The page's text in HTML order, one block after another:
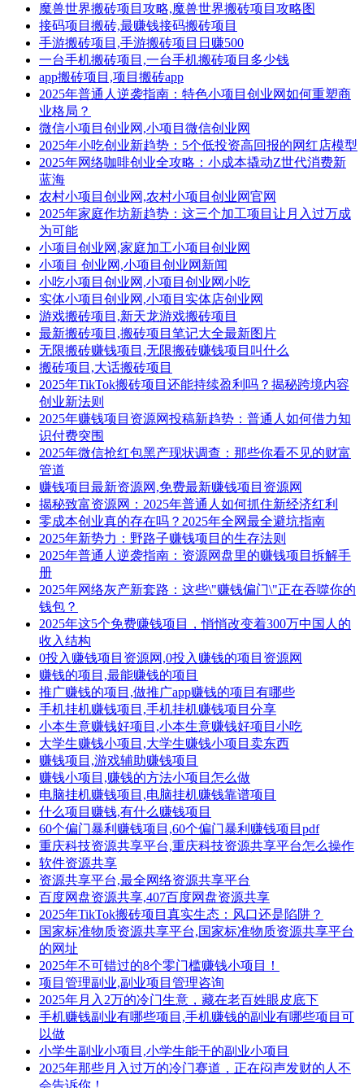
魔兽世界搬砖项目攻略,魔兽世界搬砖项目攻略图
接码项目搬砖,最赚钱接码搬砖项目
手游搬砖项目,手游搬砖项目日赚500
一台手机搬砖项目,一台手机搬砖项目多少钱
app搬砖项目,项目搬砖app
2025年普通人逆袭指南：特色小项目创业网如何重塑商
业格局？
微信小项目创业网,小项目微信创业网
2025年小吃创业新趋势：5个低投资高回报的网红店模型
2025年网络咖啡创业全攻略：小成本撬动Z世代消费新
蓝海
农村小项目创业网,农村小项目创业网官网
2025年家庭作坊新趋势：这三个加工项目让月入过万成
为可能
小项目创业网,家庭加工小项目创业网
小项目 创业网,小项目创业网新闻
小吃小项目创业网,小项目创业网小吃
实体小项目创业网,小项目实体店创业网
游戏搬砖项目,新天龙游戏搬砖项目
最新搬砖项目,搬砖项目笔记大全最新图片
无限搬砖赚钱项目,无限搬砖赚钱项目叫什么
搬砖项目,大话搬砖项目
2025年TikTok搬砖项目还能持续盈利吗？揭秘跨境内容
创业新法则
2025年赚钱项目资源网投稿新趋势：普通人如何借力知
识付费突围
2025年微信抢红包黑产现状调查：那些你看不见的财富
管道
赚钱项目最新资源网,免费最新赚钱项目资源网
揭秘致富资源网：2025年普通人如何抓住新经济红利
零成本创业真的存在吗？2025年全网最全避坑指南
2025年新势力：野路子赚钱项目的生存法则
2025年普通人逆袭指南：资源网盘里的赚钱项目拆解手
册
2025年网络灰产新套路：这些\"赚钱偏门\"正在吞噬你的
钱包？
2025年这5个免费赚钱项目，悄悄改变着300万中国人的
收入结构
0投入赚钱项目资源网,0投入赚钱的项目资源网
赚钱的项目,最能赚钱的项目
推广赚钱的项目,做推广app赚钱的项目有哪些
手机挂机赚钱项目,手机挂机赚钱项目分享
小本生意赚钱好项目,小本生意赚钱好项目小吃
大学生赚钱小项目,大学生赚钱小项目卖东西
赚钱项目,游戏辅助赚钱项目
赚钱小项目,赚钱的方法小项目怎么做
电脑挂机赚钱项目,电脑挂机赚钱靠谱项目
什么项目赚钱,有什么赚钱项目
60个偏门暴利赚钱项目,60个偏门暴利赚钱项目pdf
重庆科技资源共享平台,重庆科技资源共享平台怎么操作
软件资源共享
资源共享平台,最全网络资源共享平台
百度网盘资源共享,407百度网盘资源共享
2025年TikTok搬砖项目真实生态：风口还是陷阱？
国家标准物质资源共享平台,国家标准物质资源共享平台
的网址
2025年不可错过的8个零门槛赚钱小项目！
项目管理副业,副业项目管理咨询
2025年月入2万的冷门生意，藏在老百姓眼皮底下
手机赚钱副业有哪些项目,手机赚钱的副业有哪些项目可
以做
小学生副业小项目,小学生能干的副业小项目
2025年那些月入过万的冷门赛道，正在闷声发财的人不
会告诉你！